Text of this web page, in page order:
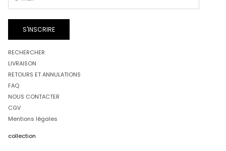
S'INSCRIRE
RECHERCHER
LIVRAISON
RETOURS ET ANNULATIONS
FAQ
NOUS CONTACTER
CGV
Mentions légales
collection